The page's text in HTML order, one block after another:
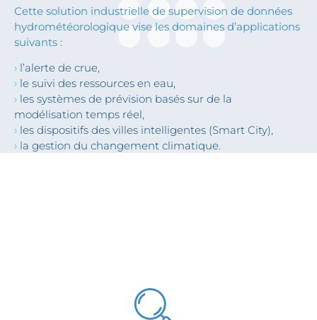
Cette solution industrielle de supervision de données
hydrométéorologique vise les domaines d’applications
suivants :
› l’alerte de crue,
› le suivi des ressources en eau,
› les systèmes de prévision basés sur de la
modélisation temps réel,
› les dispositifs des villes intelligentes (Smart City),
› la gestion du changement climatique.